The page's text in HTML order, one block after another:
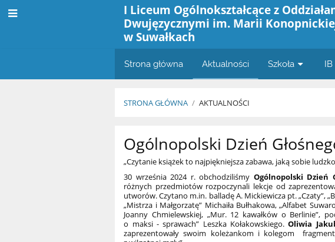
I Liceum Ogólnokształcące z
Dwujęzycznymi im. Marii
w Suwałkach
Strona główna Aktualności Szkoła IB
STRONA GŁÓWNA / AKTUALNOŚCI
Aktualności
Ogólnopolski Dzień
„Czytanie książek to najpiękniejsza zabawa, jaką sobie
30 września 2024 r. obchodziliśmy Ogólnopolski Dzień
różnych przedmiotów rozpoczynali lekcje od
utworów. Czytano m.in. balladę A. Mickiewicza pt. „Czaty”,
„Mistrza i Małgorzatę” Michaiła Bułhakowa, „Alfabet
Joanny Chmielewskiej, „Mur. 12 kawałków o Berlinie”,
o maksi - sprawach” Leszka Kołakowskiego.Oliwia
zaprezentowały swoim koleżankom i kolegom